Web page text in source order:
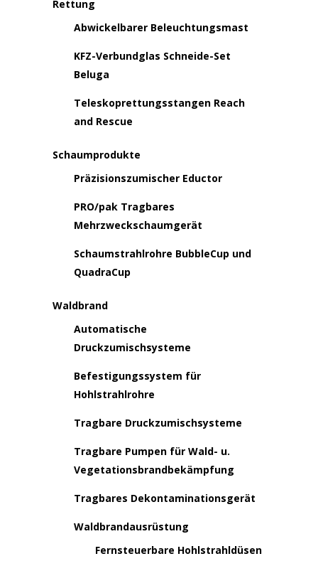
Rettung
Abwickelbarer Beleuchtungsmast
KFZ-Verbundglas Schneide-Set
Beluga
Teleskoprettungsstangen Reach
and Rescue
Schaumprodukte
Präzisionszumischer Eductor
PRO/pak Tragbares
Mehrzweckschaumgerät
Schaumstrahlrohre BubbleCup und
QuadraCup
Waldbrand
Automatische
Druckzumischsysteme
Befestigungssystem für
Hohlstrahlrohre
Tragbare Druckzumischsysteme
Tragbare Pumpen für Wald- u.
Vegetationsbrandbekämpfung
Tragbares Dekontaminationsgerät
Waldbrandausrüstung
Fernsteuerbare Hohlstrahldüsen